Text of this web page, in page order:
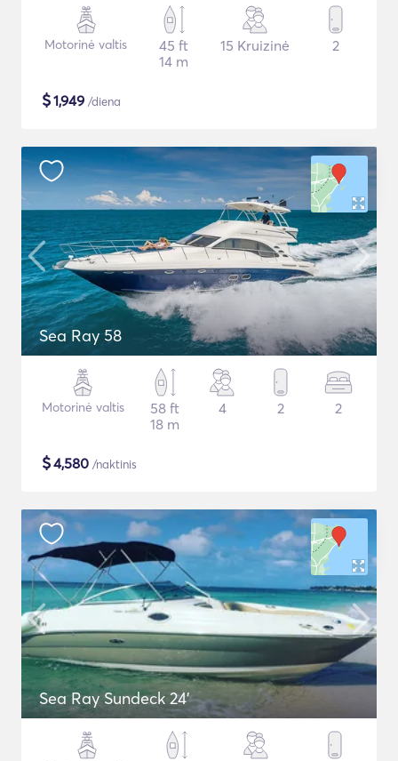
Motorinė valtis
45 ft
14 m
15 Kruizinė 2
$1,949 /diena
Sea Ray 58
Motorinė valtis
58 ft
18 m
4 2 2
$4,580 /naktinis
Sea Ray Sundeck 24'